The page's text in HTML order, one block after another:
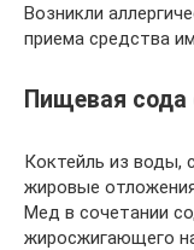
Возникли
приема средства
Пищевая сода
Коктейль из воды,
жировые
Мед в сочетании
жиросжигающего